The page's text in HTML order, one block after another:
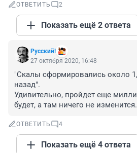
ОТВЕТИТЬ 2
Показать ещё 2 ответа
Русский!
27 октября 2020, 16:48
"Скалы сформировались около
назад".
Удивительно, пройдет еще
будет, а там ничего не
ОТВЕТИТЬ 4
Показать ещё 4 ответа